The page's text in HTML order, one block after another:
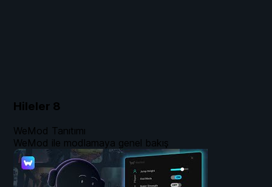
Hileler 8
WeMod Tanıtımı
WeMod ile modlamaya genel bakış